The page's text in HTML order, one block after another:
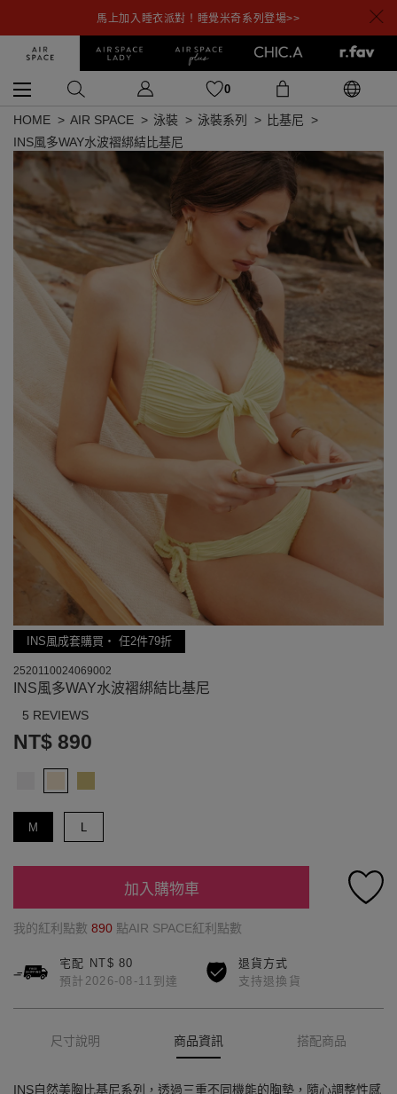
馬上加入睡衣派對！睡覺米奇系列登場>>
0
HOME AIR SPACE 泳裝 泳裝系列
比基尼
INS風多WAY水波褶綁結比基尼
INS風成套購買‧ 任2件79折
2520110024069002
INS風多WAY水波褶綁結比基尼
5 REVIEWS
NT$ 890
M L
加入購物車
我的紅利點數 890 點AIR SPACE紅利點數
宅配 NT$ 80
預計2026-08-11到達
退貨方式
支持退換貨
尺寸說明 商品資訊 搭配商品
INS自然美胸比基尼系列，透過三重不同機能的胸墊，隨心調整性感